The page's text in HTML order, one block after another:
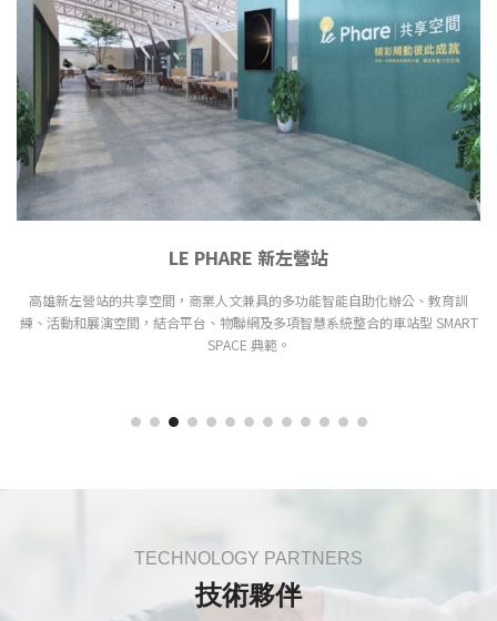
LE PHARE 新左營站
高雄新左營站的共享空間，商業人文兼具的多功能智能自助化辦公、教育訓
練、活動和展演空間，結合平台、物聯網及多項智慧系統整合的車站型 SMART
SPACE 典範。
TECHNOLOGY PARTNERS
技術夥伴